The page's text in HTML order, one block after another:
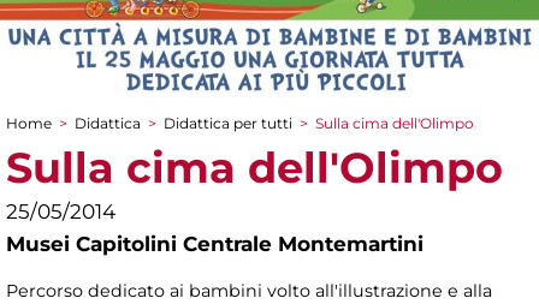
Tu sei qui
Home > Didattica > Didattica per tutti > Sulla cima dell'Olimpo
Sulla cima dell'Olimpo
25/05/2014
Musei Capitolini Centrale Montemartini
Percorso dedicato ai bambini volto all'illustrazione e alla